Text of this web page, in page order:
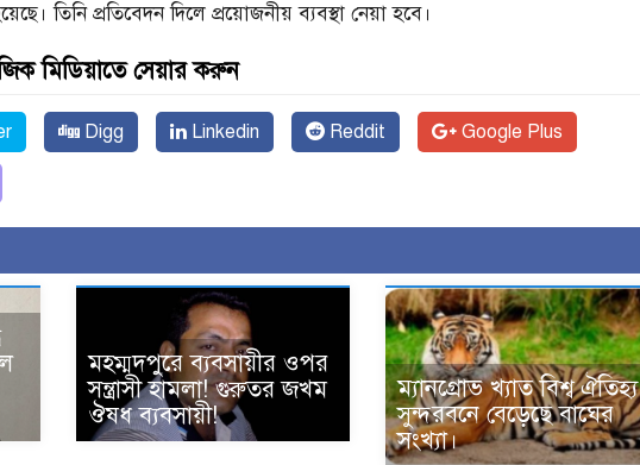
তিনি প্রতিবেদন দিলে প্রয়োজনীয় ব্যবস্থা নেয়া হবে।
মিডিয়াতে সেয়ার করুন
Digg Linkedin Reddit Google Plus
মহম্মদপুরে ব্যবসায়ীর ওপর
সন্ত্রাসী হামলা! গুরুতর জখম
ঔষধ ব্যবসায়ী!
ম্যানগ্রোভ খ্যাত বিশ্ব ঐতিহ্য
সুন্দরবনে বেড়েছে বাঘের
সংখ্যা।